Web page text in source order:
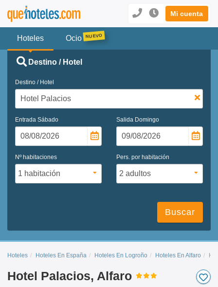
Mi cuenta
Hoteles Ocio
Destino / Hotel
Destino / Hotel
Entrada Sábado Salida Domingo
Nº habitaciones Pers. por habitación
Buscar
Hoteles Hoteles En España Hoteles En Logroño Hoteles En Alfaro
Hotel Palacios, Alfaro